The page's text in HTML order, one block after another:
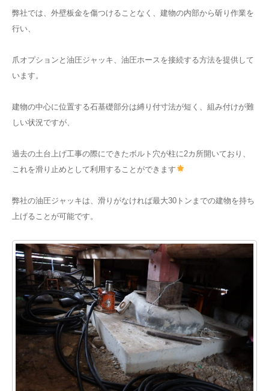
弊社では、外壁板金を傷つけることなく、建物の内部から斫り作業を
行い、
爪オプションと油圧ジャッキ、油圧ホースを接続する方法を提供して
います。
建物の中心に位置する石基礎部分は縛り付寸法が短く、組み付けが難
しい状況ですが、
過去の土台上げ工事の際にできたボルト穴が柱に2カ所開いており、
これを滑り止めとして利用することができます
弊社の油圧ジャッキは、滑りがなければ最大30トンまでの建物を持ち
上げることが可能です。